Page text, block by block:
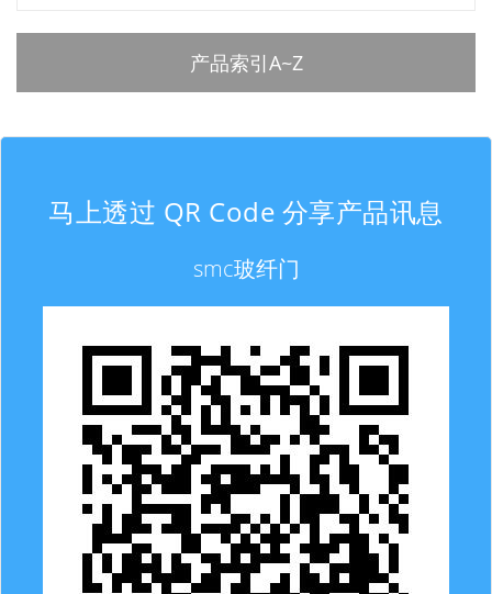
产品索引A~Z
马上透过 QR Code 分享产品讯息
smc玻纤门